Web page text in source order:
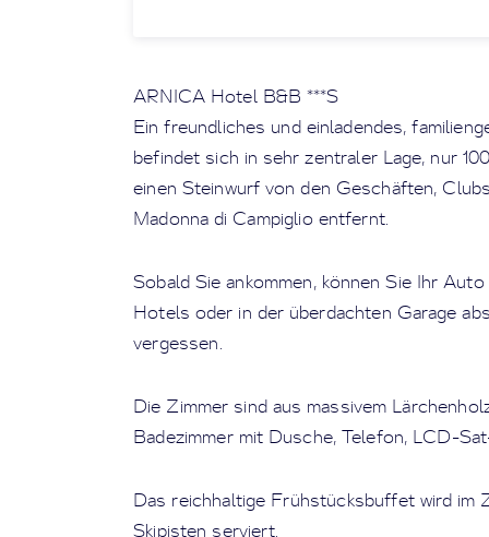
ARNICA Hotel B&B ***S
Ein freundliches und einladendes,
befindet sich in sehr zentraler Lage, nur
einen Steinwurf von den Geschäften,
Madonna di Campiglio entfernt.
Sobald Sie ankommen, können Sie Ihr
Hotels oder in der überdachten Garage
vergessen.
Die Zimmer sind aus massivem
Badezimmer mit Dusche, Telefon, LCD-
Das reichhaltige Frühstücksbuffet wird im
Skipisten serviert.